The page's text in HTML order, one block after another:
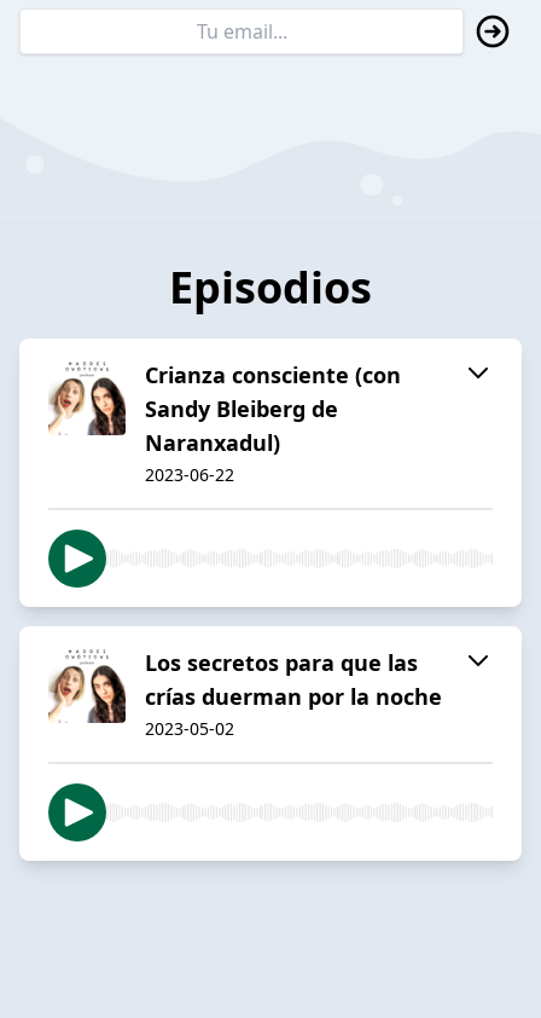
Episodios
Crianza consciente (con
Sandy Bleiberg de
Naranxadul)
2023-06-22
Los secretos para que las
crías duerman por la noche
2023-05-02